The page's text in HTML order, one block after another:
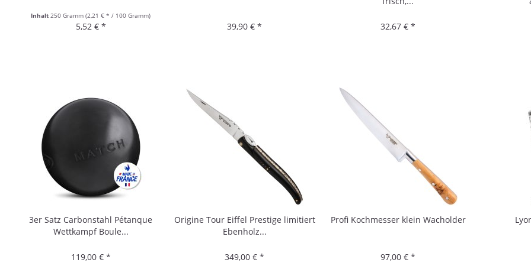
Inhalt250 Gramm(2,21 € * / 100 Gramm)
5,52 € * 39,90 € * 32,67 € *
3er Satz Carbonstahl Pétanque
Wettkampf Boule...
119,00 € *
Origine Tour Eiffel Prestige limitiert
Ebenholz...
349,00 € *
Profi Kochmesser klein Wacholder
97,00 € *